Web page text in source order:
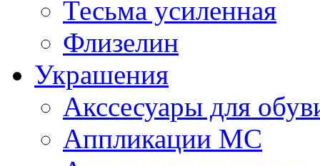
Тесьма усиленная
Флизелин
Украшения
Акссесуары для
Аппликации МС